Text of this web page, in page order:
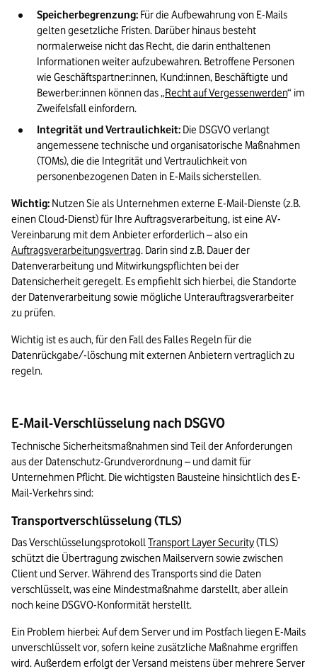
Speicherbegrenzung: Für die Aufbewahrung von E-Mails
gelten gesetzliche Fristen. Darüber hinaus besteht
normalerweise nicht das Recht, die darin enthaltenen
Informationen weiter aufzubewahren. Betroffene Personen
wie Geschäftspartner:innen, Kund:innen, Beschäftigte und
Bewerber:innen können das „Recht auf Vergessenwerden“ im
Zweifelsfall einfordern.
Integrität und Vertraulichkeit: Die DSGVO verlangt
angemessene technische und organisatorische Maßnahmen
(TOMs), die die Integrität und Vertraulichkeit von
personenbezogenen Daten in E-Mails sicherstellen.
Wichtig: Nutzen Sie als Unternehmen externe E-Mail-Dienste (z.B.
einen Cloud-Dienst) für Ihre Auftragsverarbeitung, ist eine AV-
Auftragsverarbeitungsvertrag. Darin sind z.B. Dauer der
Datenverarbeitung und Mitwirkungspflichten bei der
Datensicherheit geregelt. Es empfiehlt sich hierbei, die Standorte
der Datenverarbeitung sowie mögliche Unterauftragsverarbeiter
zu prüfen.
Wichtig ist es auch, für den Fall des Falles Regeln für die
Datenrückgabe/-löschung mit externen Anbietern vertraglich zu
regeln.
E-Mail-Verschlüsselung nach DSGVO
Technische Sicherheitsmaßnahmen sind Teil der Anforderungen
aus der Datenschutz-Grundverordnung – und damit für
Unternehmen Pflicht. Die wichtigsten Bausteine hinsichtlich des E-
Mail-Verkehrs sind:
Transportverschlüsselung (TLS)
Das Verschlüsselungsprotokoll Transport Layer Security (TLS)
schützt die Übertragung zwischen Mailservern sowie zwischen
Client und Server. Während des Transports sind die Daten
verschlüsselt, was eine Mindestmaßnahme darstellt, aber allein
noch keine DSGVO-Konformität herstellt.
Ein Problem hierbei: Auf dem Server und im Postfach liegen E-Mails
unverschlüsselt vor, sofern keine zusätzliche Maßnahme ergriffen
wird. Außerdem erfolgt der Versand meistens über mehrere Server